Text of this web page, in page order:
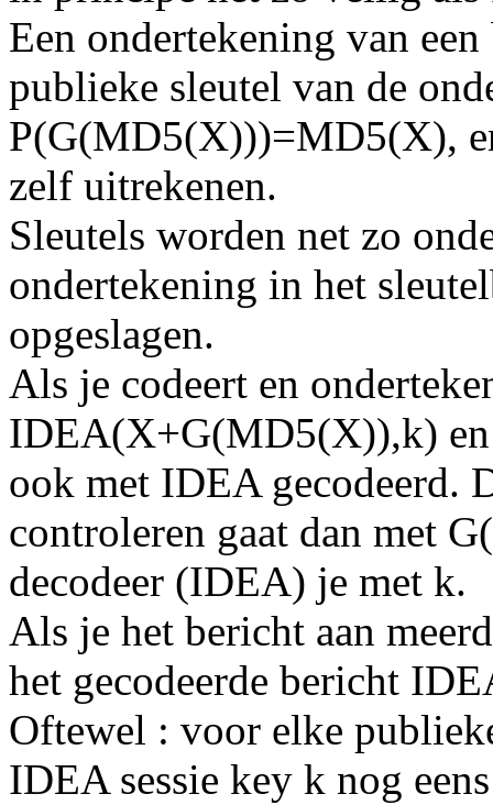
Een ondertekening van
publieke sleutel van de
P(G(MD5(X)))=MD5(X),
zelf uitrekenen.
Sleutels worden net zo
ondertekening in het
opgeslagen.
Als je codeert en
IDEA(X+G(MD5(X)),k)
ook met IDEA gecodeerd.
controleren gaat dan met
decodeer (IDEA) je met k.
Als je het bericht aan
het gecodeerde bericht
Oftewel : voor elke
IDEA sessie key k nog